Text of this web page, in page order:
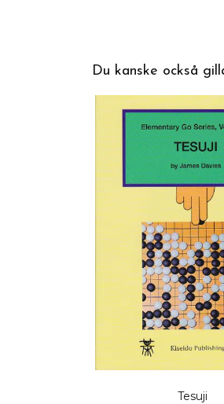
Du kanske också
Tesuji